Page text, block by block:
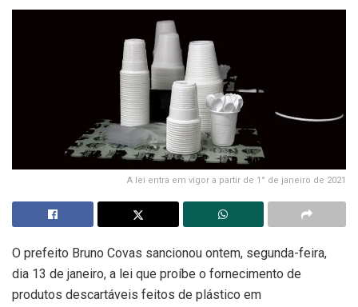
A lei entra em vigor a partir de 1° de janeiro de 2021
O prefeito Bruno Covas sancionou ontem, segunda-feira,
dia 13 de janeiro, a lei que proíbe o fornecimento de
produtos descartáveis feitos de plástico em